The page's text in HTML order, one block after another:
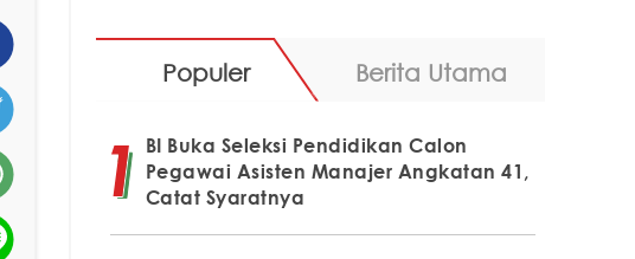
Populer Berita Utama
BI Buka Seleksi Pendidikan Calon
Pegawai Asisten Manajer Angkatan 41,
Catat Syaratnya